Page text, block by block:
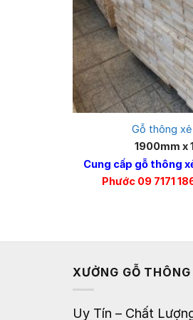
Gỗ thông xẻ
1900mm x
Cung cấp gỗ thông
Phước 09 7171
XƯỞNG GỖ
Uy Tín – Chất